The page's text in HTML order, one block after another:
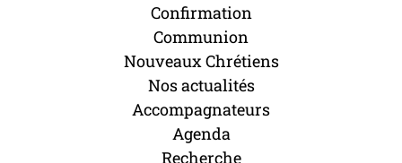
Confirmation
Communion
Nouveaux Chrétiens
Nos actualités
Accompagnateurs
Agenda
Recherche